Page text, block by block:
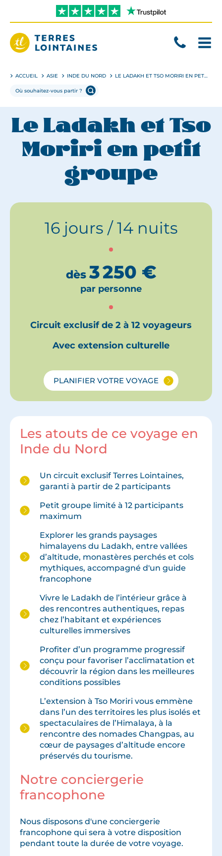
directement
contenu
ACCUEIL ASIE INDE DU NORD LE LADAKH ET TSO MORIRI EN PETIT GROUPE
Le Ladakh et Tso
Moriri en petit
groupe
16 jours / 14 nuits
dès 3 250 €
par personne
Circuit exclusif de 2 à 12 voyageurs
Avec extension culturelle
PLANIFIER VOTRE VOYAGE
Les atouts de ce voyage en
Inde du Nord
Un circuit exclusif Terres Lointaines,
garanti à partir de 2 participants
Petit groupe limité à 12 participants
maximum
Explorer les grands paysages
himalayens du Ladakh, entre vallées
d’altitude, monastères perchés et cols
mythiques, accompagné d'un guide
francophone
Vivre le Ladakh de l’intérieur grâce à
des rencontres authentiques, repas
chez l’habitant et expériences
culturelles immersives
Profiter d’un programme progressif
conçu pour favoriser l’acclimatation et
découvrir la région dans les meilleures
conditions possibles
L’extension à Tso Moriri vous emmène
dans l’un des territoires les plus isolés et
spectaculaires de l’Himalaya, à la
rencontre des nomades Changpas, au
cœur de paysages d’altitude encore
préservés du tourisme.
Notre conciergerie
francophone
Nous disposons d'une conciergerie
francophone qui sera à votre disposition
pendant toute la durée de votre voyage.